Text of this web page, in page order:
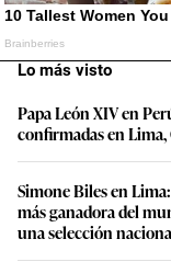
Lo más visto
Papa León XIV en
confirmadas en
Simone Biles en
más ganadora del
una selección